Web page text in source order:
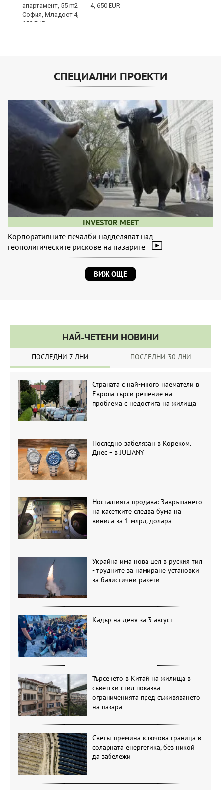
4, 650 EUR
СПЕЦИАЛНИ ПРОЕКТИ
INVESTOR MEET
Корпоративните печалби надделяват над
геополитическите рискове на пазарите
ВИЖ ОЩЕ
НАЙ-ЧЕТЕНИ НОВИНИ
ПОСЛЕДНИ 7 ДНИ ПОСЛЕДНИ 30 ДНИ
Страната с най-много наематели в
Европа търси решение на
проблема с недостига на жилища
Последно забелязан в Кореком.
Днес – в JULIANY
Носталгията продава: Завръщането
на касетките следва бума на
винила за 1 млрд. долара
Украйна има нова цел в руския тил
- трудните за намиране установки
за балистични ракети
Кадър на деня за 3 август
Търсенето в Китай на жилища в
съветски стил показва
ограниченията пред съживяването
на пазара
Светът премина ключова граница в
соларната енергетика, без никой
да забележи